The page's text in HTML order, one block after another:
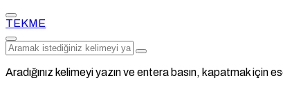
TEKME
Aradığınız kelimeyi yazın ve entera basın, kapatmak için